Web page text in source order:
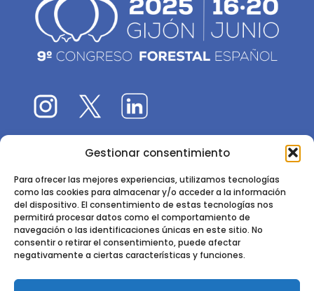
Gestionar consentimiento
Para ofrecer las mejores experiencias, utilizamos tecnologías
como las cookies para almacenar y/o acceder a la información
del dispositivo. El consentimiento de estas tecnologías nos
permitirá procesar datos como el comportamiento de
navegación o las identificaciones únicas en este sitio. No
consentir o retirar el consentimiento, puede afectar
negativamente a ciertas características y funciones.
El 9CFE es una actividad promovida por laSociedad
Instituto de Ciencias Forestales, INIA-CSIC
Ctra. de la Coruña km 7,5 - 28040 Madrid